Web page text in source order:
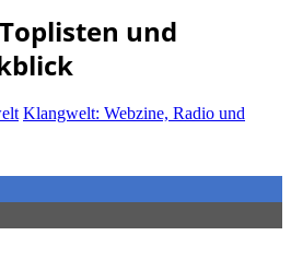
und
Klangwelt: Webzine, Radio und